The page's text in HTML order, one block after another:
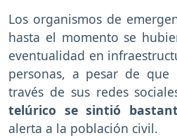
Los organismos de
hasta el momento se
eventualidad en
personas, a pesar de que
través de sus redes
telúrico se sintió
alerta a la población civil.